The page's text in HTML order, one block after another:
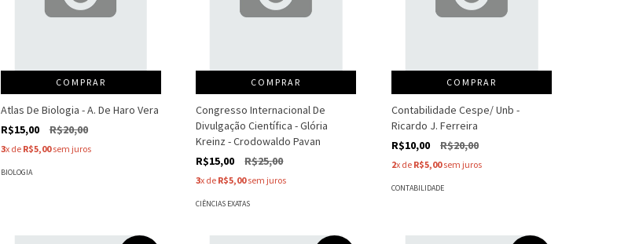
COMPRAR
Atlas De Biologia - A. De Haro Vera
R$15,00
R$20,00
3x de R$5,00sem juros
BIOLOGIA
COMPRAR
Congresso Internacional De
Divulgação Científica - Glória
Kreinz - Crodowaldo Pavan
R$15,00
R$25,00
3x de R$5,00sem juros
CIÊNCIAS EXATAS
COMPRAR
Contabilidade Cespe/ Unb -
Ricardo J. Ferreira
R$10,00
R$20,00
2x de R$5,00sem juros
CONTABILIDADE